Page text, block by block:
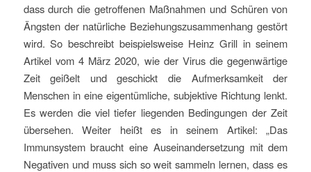
dass durch die getroffenen Maßnahmen und Schüren von
Ängsten der natürliche Beziehungszusammenhang gestört
wird. So beschreibt beispielsweise Heinz Grill in seinem
Artikel vom 4 März 2020, wie der Virus die gegenwärtige
Zeit geißelt und geschickt die Aufmerksamkeit der
Menschen in eine eigentümliche, subjektive Richtung lenkt.
Es werden die viel tiefer liegenden Bedingungen der Zeit
übersehen. Weiter heißt es in seinem Artikel: „Das
Immunsystem braucht eine Auseinandersetzung mit dem
Negativen und muss sich so weit sammeln lernen, dass es